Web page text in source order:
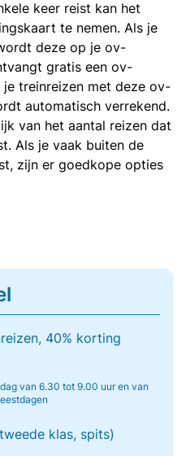
keer reist kan het
te nemen. Als je
deze op je ov-
gratis een ov-
treinreizen met deze ov-
automatisch verrekend.
van het aantal reizen dat
Als je vaak buiten de
zijn er goedkope opties
40% korting
van 6.30 tot 9.00 uur en van
klas, spits)